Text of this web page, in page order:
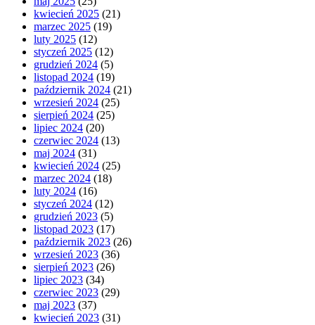
kwiecień 2025 (21)
marzec 2025 (19)
luty 2025 (12)
styczeń 2025 (12)
grudzień 2024 (5)
listopad 2024 (19)
październik 2024 (21)
wrzesień 2024 (25)
sierpień 2024 (25)
lipiec 2024 (20)
czerwiec 2024 (13)
maj 2024 (31)
kwiecień 2024 (25)
marzec 2024 (18)
luty 2024 (16)
styczeń 2024 (12)
grudzień 2023 (5)
listopad 2023 (17)
październik 2023 (26)
wrzesień 2023 (36)
sierpień 2023 (26)
lipiec 2023 (34)
czerwiec 2023 (29)
maj 2023 (37)
kwiecień 2023 (31)